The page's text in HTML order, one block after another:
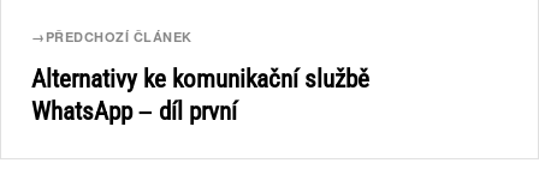
→ PŘEDCHOZÍ ČLÁNEK
Alternativy ke komunikační službě
WhatsApp – díl první